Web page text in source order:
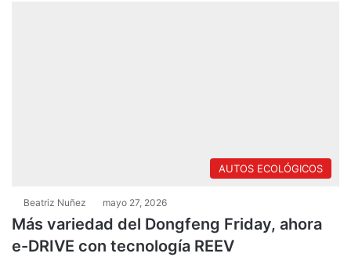
AUTOS ECOLÓGICOS
Beatriz Nuñez mayo 27, 2026
Más variedad del Dongfeng Friday, ahora
e-DRIVE con tecnología REEV